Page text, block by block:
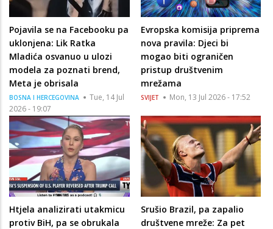
Pojavila se na Facebooku pa
uklonjena: Lik Ratka
Mladića osvanuo u ulozi
modela za poznati brend,
Meta je obrisala
BOSNA I HERCEGOVINA
Tue, 14 Jul
2026 - 19:07
Evropska komisija priprema
nova pravila: Djeci bi
mogao biti ograničen
pristup društvenim
mrežama
SVIJET Mon, 13 Jul 2026 - 17:52
Htjela analizirati utakmicu
protiv BiH, pa se obrukala
Srušio Brazil, pa zapalio
društvene mreže: Za pet